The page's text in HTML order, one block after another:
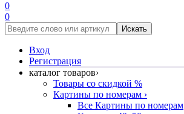
0
0
Искать
Вход
Регистрация
каталог товаров›
Товары со скидкой %
Картины по номерам ›
Все Картины по номерам